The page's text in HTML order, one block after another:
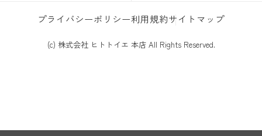
プライバシーポリシー利用規約サイトマップ
(c) 株式会社 ヒトトイエ 本店 All Rights Reserved.